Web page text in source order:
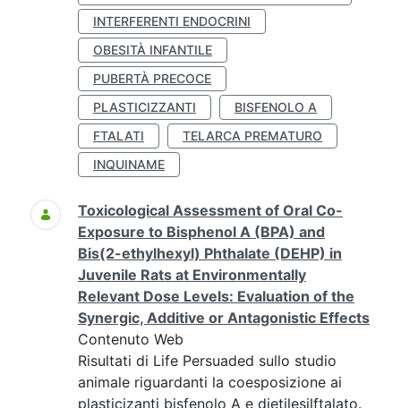
INTERFERENTI ENDOCRINI
OBESITÀ INFANTILE
PUBERTÀ PRECOCE
PLASTICIZZANTI
BISFENOLO A
FTALATI
TELARCA PREMATURO
INQUINAME
Toxicological Assessment of Oral Co-
Exposure to Bisphenol A (BPA) and
Bis(2-ethylhexyl) Phthalate (DEHP) in
Juvenile Rats at Environmentally
Relevant Dose Levels: Evaluation of the
Synergic, Additive or Antagonistic Effects
Contenuto Web
Risultati di Life Persuaded sullo studio
animale riguardanti la coesposizione ai
plasticizanti bisfenolo A e dietilesilftalato.